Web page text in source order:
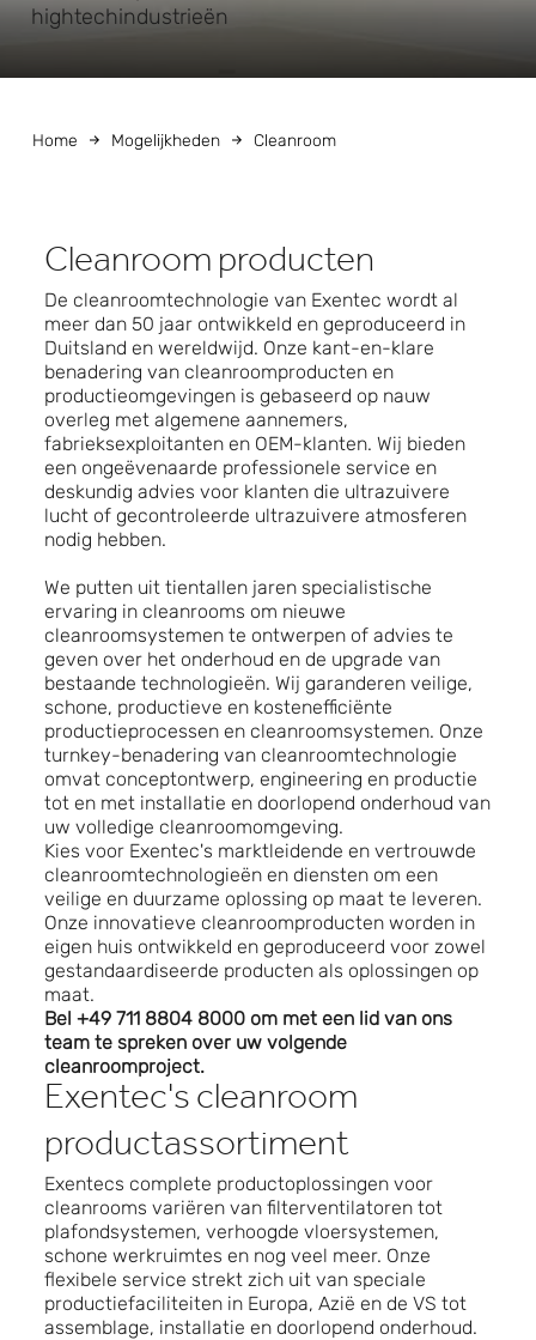
hightechindustrieën
Home Mogelijkheden Cleanroom
Cleanroom producten
De cleanroomtechnologie van Exentec wordt al
meer dan 50 jaar ontwikkeld en geproduceerd in
Duitsland en wereldwijd. Onze kant-en-klare
benadering van cleanroomproducten en
productieomgevingen is gebaseerd op nauw
overleg met algemene aannemers,
fabrieksexploitanten en OEM-klanten. Wij bieden
een ongeëvenaarde professionele service en
deskundig advies voor klanten die ultrazuivere
lucht of gecontroleerde ultrazuivere atmosferen
nodig hebben.
We putten uit tientallen jaren specialistische
ervaring in cleanrooms om nieuwe
cleanroomsystemen te ontwerpen of advies te
geven over het onderhoud en de upgrade van
bestaande technologieën. Wij garanderen veilige,
schone, productieve en kostenefficiënte
productieprocessen en cleanroomsystemen. Onze
turnkey-benadering van cleanroomtechnologie
omvat conceptontwerp, engineering en productie
tot en met installatie en doorlopend onderhoud van
uw volledige cleanroomomgeving.
Kies voor Exentec's marktleidende en vertrouwde
cleanroomtechnologieën en diensten om een
veilige en duurzame oplossing op maat te leveren.
Onze innovatieve cleanroomproducten worden in
eigen huis ontwikkeld en geproduceerd voor zowel
gestandaardiseerde producten als oplossingen op
maat.
Bel +49 711 8804 8000 om met een lid van ons
team te spreken over uw volgende
cleanroomproject.
Exentec's cleanroom
productassortiment
Exentecs complete productoplossingen voor
cleanrooms variëren van filterventilatoren tot
plafondsystemen, verhoogde vloersystemen,
schone werkruimtes en nog veel meer. Onze
flexibele service strekt zich uit van speciale
productiefaciliteiten in Europa, Azië en de VS tot
assemblage, installatie en doorlopend onderhoud.